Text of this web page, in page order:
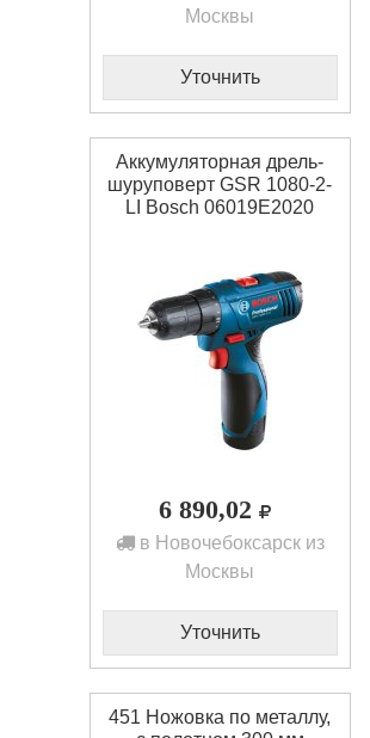
Москвы
Уточнить
Аккумуляторная дрель-
шуруповерт GSR 1080-2-
LI Bosсh 06019E2020
6 890,02
в Новочебоксарск из
Москвы
Уточнить
451 Ножовка по металлу,